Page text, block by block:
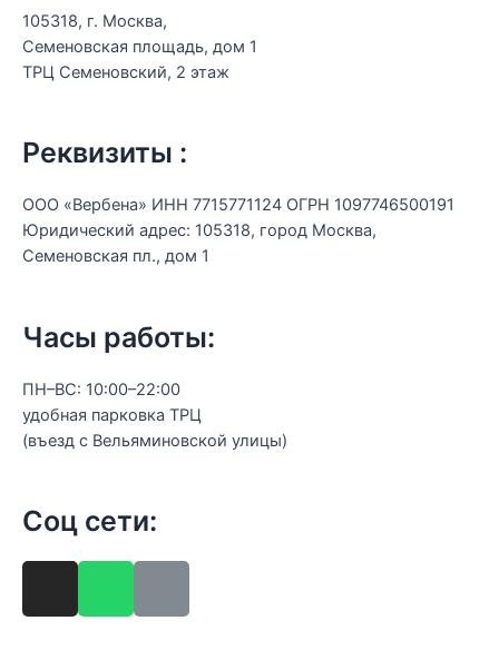
105318, г. Москва,
Семеновская площадь, дом 1
ТРЦ Семеновский, 2 этаж
Реквизиты :
ООО «Вербена» ИНН 7715771124 ОГРН 1097746500191
Юридический адрес: 105318, город Москва,
Семеновская пл., дом 1
Часы работы:
ПН–ВС: 10:00–22:00
удобная парковка ТРЦ
(въезд с Вельяминовской улицы)
Соц сети: